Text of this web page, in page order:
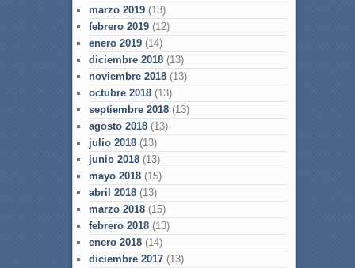
marzo 2019(13)
febrero 2019(12)
enero 2019(14)
diciembre 2018(13)
noviembre 2018(13)
octubre 2018(13)
septiembre 2018(13)
agosto 2018(13)
julio 2018(13)
junio 2018(13)
mayo 2018(15)
abril 2018(13)
marzo 2018(15)
febrero 2018(13)
enero 2018(14)
diciembre 2017(13)